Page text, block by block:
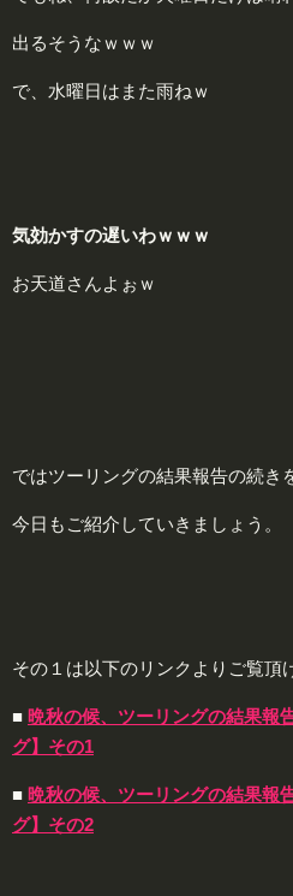
出るそうなｗｗｗ
で、水曜日はまた雨ねｗ
気効かすの遅いわｗｗｗ
お天道さんよぉｗ
ではツーリングの結果報告の続き
今日もご紹介していきましょう。
その１は以下のリンクよりご覧頂
■ 晩秋の候、ツーリングの結果報
グ】その1
■ 晩秋の候、ツーリングの結果報
グ】その2